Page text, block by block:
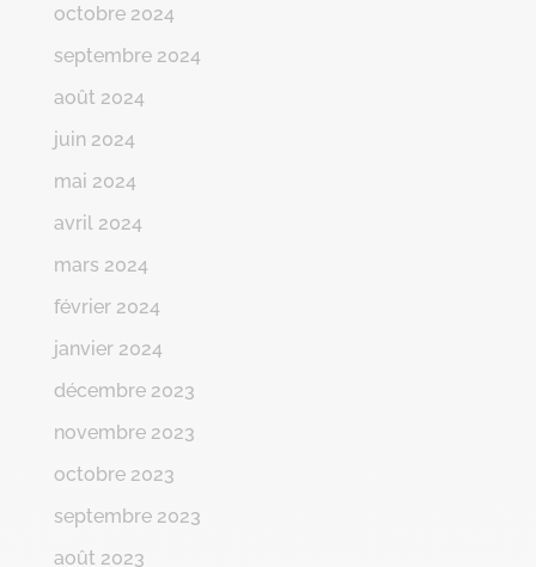
octobre 2024
septembre 2024
août 2024
juin 2024
mai 2024
avril 2024
mars 2024
février 2024
janvier 2024
décembre 2023
novembre 2023
octobre 2023
septembre 2023
août 2023